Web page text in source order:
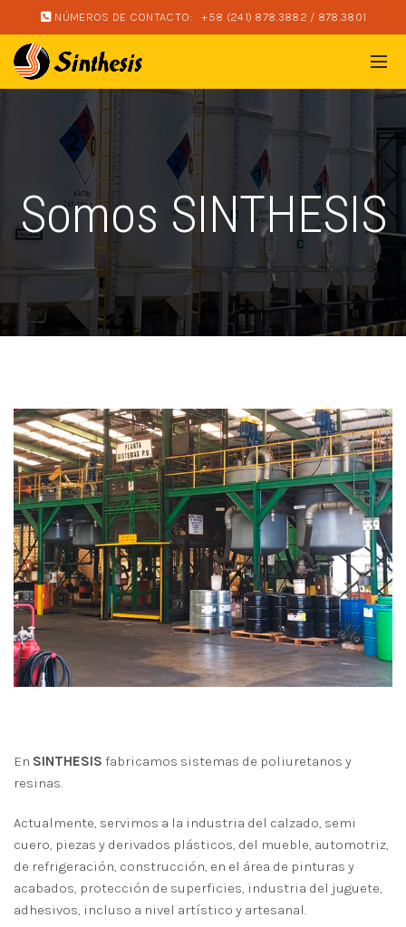
NÚMEROS DE CONTACTO: +58 (241) 878.3882 / 878.3801
Somos SINTHESIS
En SINTHESIS fabricamos sistemas de poliuretanos y
resinas.
Actualmente, servimos a la industria del calzado, semi
cuero, piezas y derivados plásticos, del mueble, automotriz,
de refrigeración, construcción, en el área de pinturas y
acabados, protección de superficies, industria del juguete,
adhesivos, incluso a nivel artístico y artesanal.